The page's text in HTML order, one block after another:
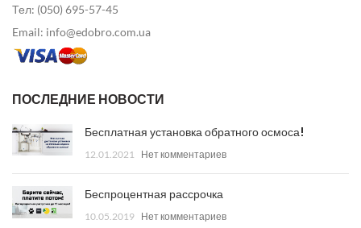
Тел: (050) 695-57-45
Email: info@edobro.com.ua
ПОСЛЕДНИЕ НОВОСТИ
Бесплатная установка обратного осмоса!
12.01.2021 Нет комментариев
Беспроцентная рассрочка
10.05.2019 Нет комментариев